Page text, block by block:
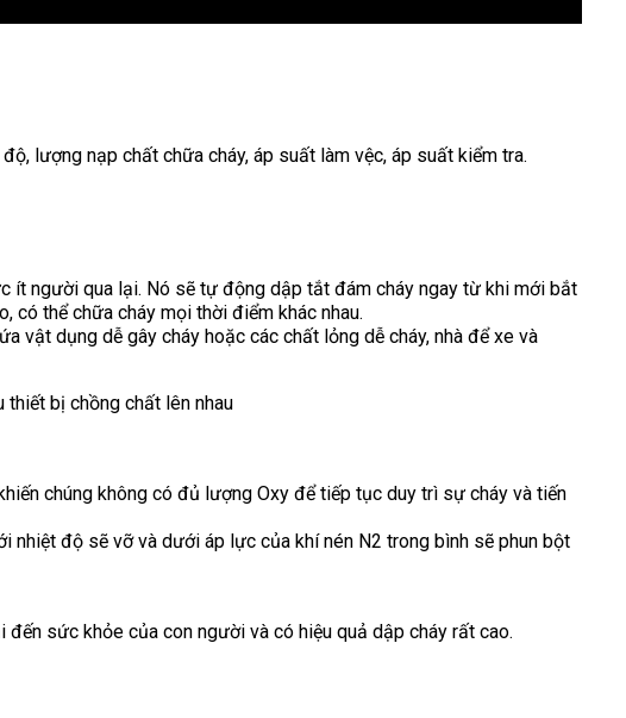
lượng nạp chất chữa cháy, áp suất làm vệc, áp suất kiểm tra.
ít người qua lại. Nó sẽ tự động dập tắt đám cháy ngay từ khi mới bắt
có thể chữa cháy mọi thời điểm khác nhau.
vật dụng dễ gây cháy hoặc các chất lỏng dễ cháy, nhà để xe và
thiết bị chồng chất lên nhau
chúng không có đủ lượng Oxy để tiếp tục duy trì sự cháy và tiến
nhiệt độ sẽ vỡ và dưới áp lực của khí nén N2 trong bình sẽ phun bột
sức khỏe của con người và có hiệu quả dập cháy rất cao.